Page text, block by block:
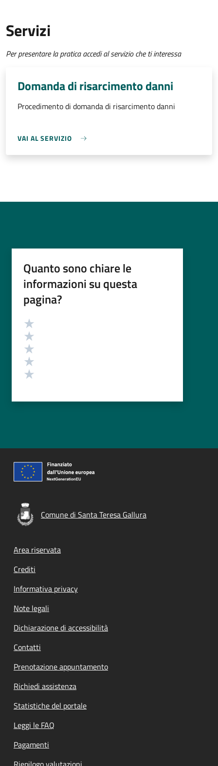
Servizi
Per presentare la pratica accedi al servizio che ti interessa
Domanda di risarcimento danni
Procedimento di domanda di risarcimento danni
VAI AL SERVIZIO
Quanto sono chiare le
informazioni su questa
pagina?
Valutazione
Comune di Santa Teresa Gallura
Footer menu
Area riservata
Crediti
Informativa privacy
Note legali
Dichiarazione di accessibilità
Contatti
Prenotazione appuntamento
Richiedi assistenza
Statistiche del portale
Leggi le FAQ
Pagamenti